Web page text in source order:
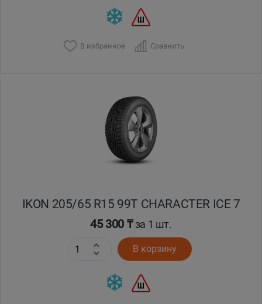
В избранное Сравнить
IKON 205/65 R15 99T CHARACTER ICE 7
45 300 ₸за 1 шт.
В корзину